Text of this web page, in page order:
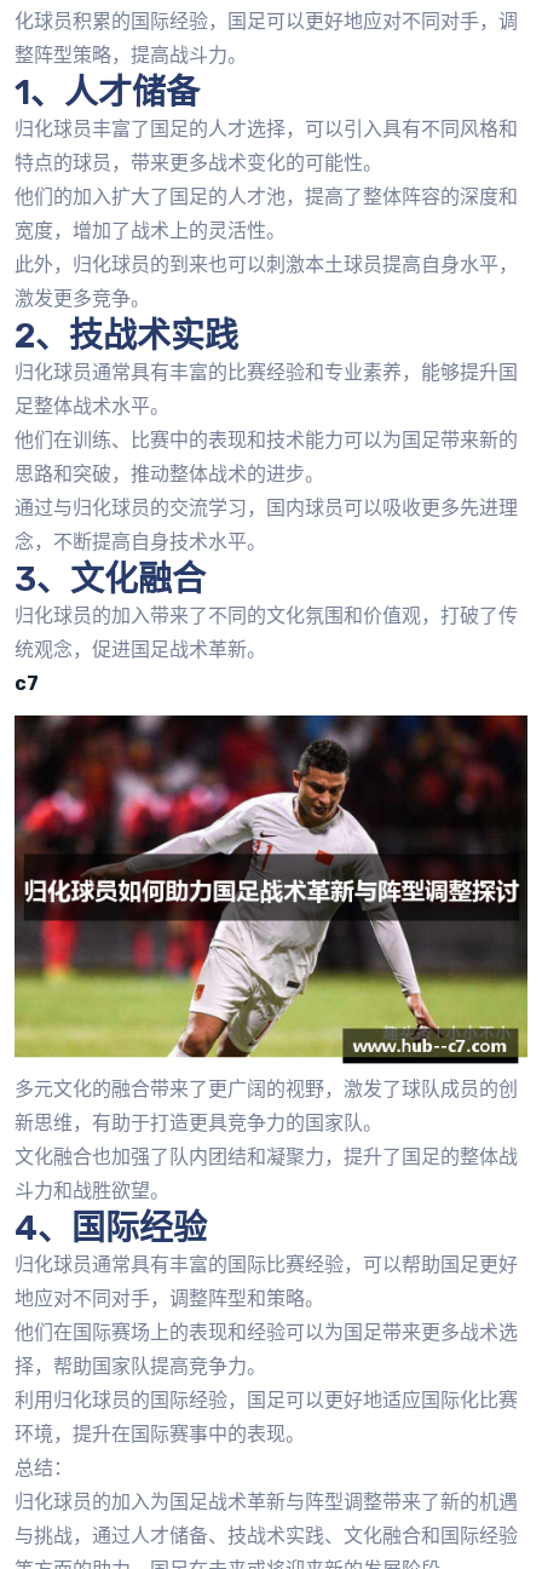
化球员积累的国际经验，国足可以更好地应对不同对手，调
整阵型策略，提高战斗力。
1、人才储备
归化球员丰富了国足的人才选择，可以引入具有不同风格和
特点的球员，带来更多战术变化的可能性。
他们的加入扩大了国足的人才池，提高了整体阵容的深度和
宽度，增加了战术上的灵活性。
此外，归化球员的到来也可以刺激本土球员提高自身水平，
激发更多竞争。
2、技战术实践
归化球员通常具有丰富的比赛经验和专业素养，能够提升国
足整体战术水平。
他们在训练、比赛中的表现和技术能力可以为国足带来新的
思路和突破，推动整体战术的进步。
通过与归化球员的交流学习，国内球员可以吸收更多先进理
念，不断提高自身技术水平。
3、文化融合
归化球员的加入带来了不同的文化氛围和价值观，打破了传
统观念，促进国足战术革新。
c7
多元文化的融合带来了更广阔的视野，激发了球队成员的创
新思维，有助于打造更具竞争力的国家队。
文化融合也加强了队内团结和凝聚力，提升了国足的整体战
斗力和战胜欲望。
4、国际经验
归化球员通常具有丰富的国际比赛经验，可以帮助国足更好
地应对不同对手，调整阵型和策略。
他们在国际赛场上的表现和经验可以为国足带来更多战术选
择，帮助国家队提高竞争力。
利用归化球员的国际经验，国足可以更好地适应国际化比赛
环境，提升在国际赛事中的表现。
总结：
归化球员的加入为国足战术革新与阵型调整带来了新的机遇
与挑战，通过人才储备、技战术实践、文化融合和国际经验